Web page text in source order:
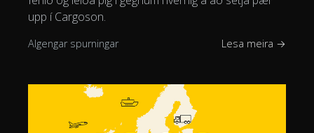
upp í Cargoson.
Algengar spurningar Lesa meira →